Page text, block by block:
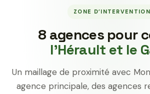
ZONE D’INTERVENTION
8 agences pour
l’Hérault et le
Un maillage de proximité avec
agence principale, des agences